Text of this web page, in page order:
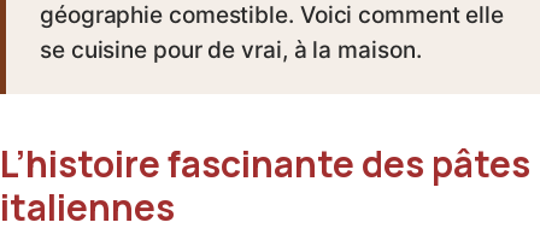
géographie comestible. Voici comment elle
se cuisine pour de vrai, à la maison.
L’histoire fascinante des pâtes
italiennes